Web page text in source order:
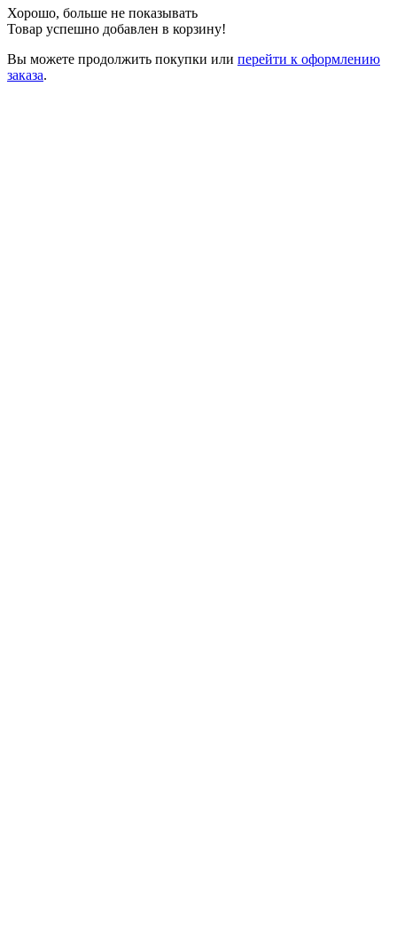
Хорошо, больше не показывать
Товар успешно добавлен в корзину!
Вы можете продолжить покупки или перейти к оформлению
заказа.